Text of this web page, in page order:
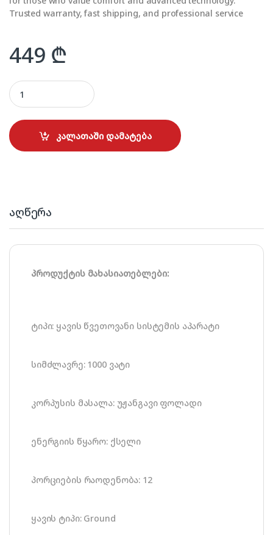
Trusted warranty, fast shipping, and professional service
449 ₾
Braun KF7120BK quantity
კალათაში დამატება
აღწერა
პროდუქტის მახასიათებლები:
ტიპი: ყავის წვეთოვანი სისტემის აპარატი
სიმძლავრე: 1000 ვატი
კორპუსის მასალა: უჟანგავი ფოლადი
ენერგიის წყარო: ქსელი
პორციების რაოდენობა: 12
ყავის ტიპი: Ground